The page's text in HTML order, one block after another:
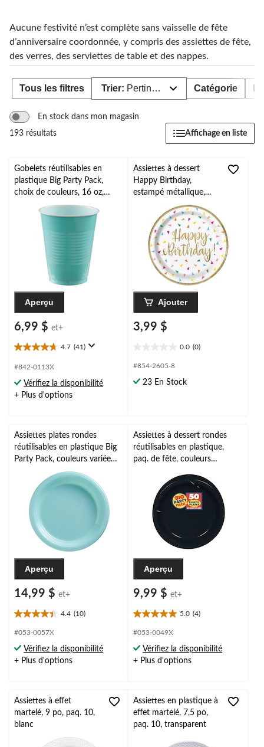
Aucune festivité n’est complète sans vaisselle de fête
d’anniversaire coordonnée, y compris des assiettes de fête,
des verres, des serviettes de table et des nappes.
Tous les filtres Trier: Pertinence Catégorie
En stock dans mon magasin
193 résultats
Affichage en liste
Gobelets réutilisables en
plastique Big Party Pack,
choix de couleurs, 16 oz,
paq. 50, pour Noël, Action
de grâce, jour de l'An et
anniversaires
Aperçu
6,99 $ et+
4.7 (41)
4.7
étoile(s)
5.
41
#842-0113X
Vérifiez la disponibilité
+ Plus d'options
Assiettes à dessert
Happy Birthday,
estampé métallique,
triangles lumineux,
ronds, 9 po, paq. 8
Ajouter
3,99 $
0.0 (0)
étoile(s)
5.
#854-2605-8
23 En Stock
Assiettes plates rondes
réutilisables en plastique Big
Party Pack, couleurs variées,
10 po, paq. 50, pour Noël,
Action de grâces, réveillon,
fête d'anniversaire
Aperçu
14,99 $ et+
4.4 (10)
4.4
étoile(s)
5.
10
#053-0057X
Vérifiez la disponibilité
+ Plus d'options
Assiettes à dessert rondes
réutilisables en plastique,
paq. de fête, couleurs
fête d'anniversaire/remise de
diplômes
Aperçu
9,99 $ et+
5.0 (4)
5.0
étoile(s)
5.
4
#053-0049X
Vérifiez la disponibilité
+ Plus d'options
Assiettes à effet
martelé, 9 po, paq. 10,
blanc
Assiettes en plastique à
effet martelé, 7,5 po,
paq. 10, transparent